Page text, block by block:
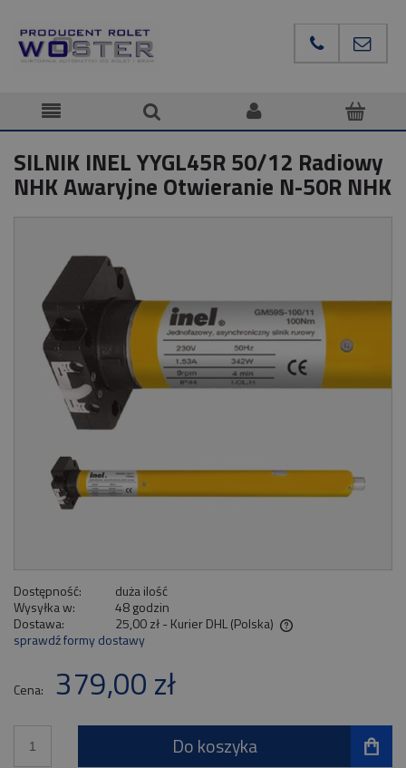
SILNIK INEL YYGL45R 50/12 Radiowy
NHK Awaryjne Otwieranie N-50R NHK
Dostępność:
duża ilość
Wysyłka w:
48 godzin
Dostawa:
25,00 zł - Kurier DHL (Polska)
Cena nie zawiera ewentualnych kosztów płatności
sprawdź formy dostawy
Cena: 379,00 zł
Do koszyka